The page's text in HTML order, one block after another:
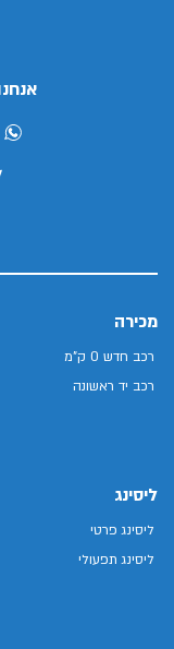
מכירה
רכב חדש 0 ק"מ
רכב יד ראשונה
ליסינג
ליסינג פרטי
ליסינג תפעולי